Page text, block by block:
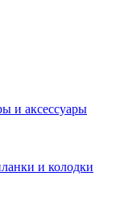
и аксессуары
и колодки